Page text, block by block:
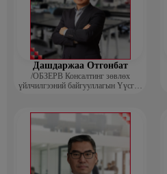
Дашдаржаа Отгонбат
/ОБЗЕРВ Консалтинг зөвлөх
үйлчилгээний байгууллагын Үүсгэн